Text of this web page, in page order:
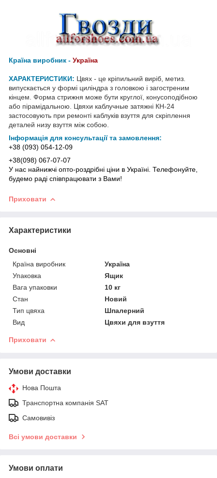
Країна виробник - Україна
ХАРАКТЕРИСТИКИ: Цвях - це кріпильний виріб, метиз.
випускається у формі циліндра з головкою і загостреним
кінцем. Форма стрижня може бути круглої, конусоподібною
або пірамідальною. Цвяхи каблучные затяжні КН-24
застосовують при ремонті каблуків взуття для скріплення
деталей низу взуття між собою.
Інформація для консультації та замовлення:
+38 (093) 054-12-09
+38(098) 067-07-07
У нас найнижчі опто-роздрібні ціни в Україні. Телефонуйте,
будемо раді співпрацювати з Вами!
Приховати
Характеристики
Основні
Країна виробник
Україна
Упаковка
Ящик
Вага упаковки
10 кг
Стан
Новий
Тип цвяха
Шпалерний
Вид
Цвяхи для взуття
Приховати
Умови доставки
Нова Пошта
Транспортна компанія SAT
Самовивіз
Всі умови доставки
Умови оплати